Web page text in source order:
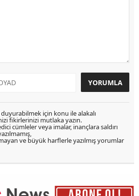
için konu ile alakalı
fikirlerinizi mutlaka yazın.
cümleler veya imalar, inançlara saldırı
ve büyük harflerle yazılmış yorumlar